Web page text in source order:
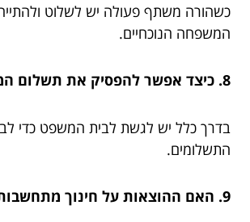
כשהורה משתף פעולה יש לשלוט
המשפחה הנוכחיים.
8. כיצד אפשר להפסיק את תשלום המזונות?
בדרך כלל יש לגשת לבית המשפט כדי
התשלומים.
9. האם ההוצאות על חינוך מתחשבות במזונות?